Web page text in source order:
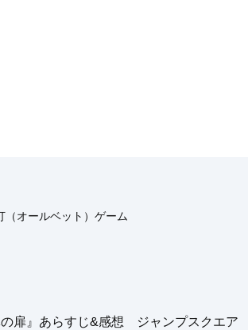
（オールベット）ゲーム
の扉』あらすじ&感想 ジャンプスクエ